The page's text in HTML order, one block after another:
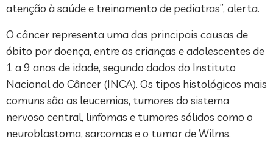
atenção à saúde e treinamento de pediatras”, alerta.
O câncer representa uma das principais causas de
óbito por doença, entre as crianças e adolescentes de
1 a 9 anos de idade, segundo dados do Instituto
Nacional do Câncer (INCA). Os tipos histológicos mais
comuns são as leucemias, tumores do sistema
nervoso central, linfomas e tumores sólidos como o
neuroblastoma, sarcomas e o tumor de Wilms.